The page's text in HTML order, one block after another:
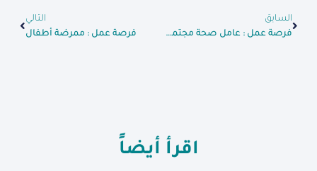
السابق
فرصة عمل : عامل صحة مجتمعية
التالي
فرصة عمل : ممرضة أطفال
اقرأ أيضاً